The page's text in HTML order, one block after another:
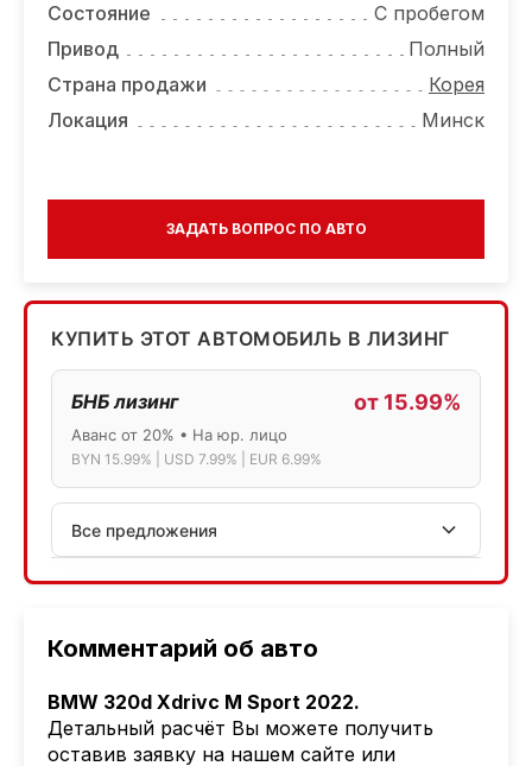
Комментарий об авто
BMW 320d Xdrivc M Sport 2022.
Детальный расчёт Вы можете получить
оставив заявку на нашем сайте или
Состояние
С пробегом
Привод
Полный
Страна продажи
Корея
Локация
Минск
ЗАДАТЬ ВОПРОС ПО АВТО
КУПИТЬ ЭТОТ АВТОМОБИЛЬ В ЛИЗИНГ
БНБ лизинг от 15.99%
Аванс от 20% • На юр. лицо
BYN 15.99% | USD 7.99% | EUR 6.99%
Все предложения
АСБ лизинг
Лизинг: BYN 17% | USD 7.99% | EUR 6.99%
Также доступен кредит "Проще простого" 18.9%